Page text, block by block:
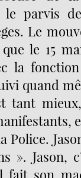
le parvis
Le
le 15
la
quand
tant
». Jason,
fait son